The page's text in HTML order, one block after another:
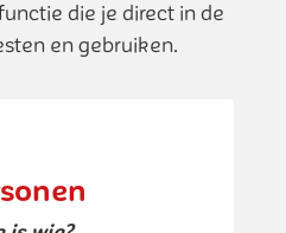
die je direct in de
en gebruiken.